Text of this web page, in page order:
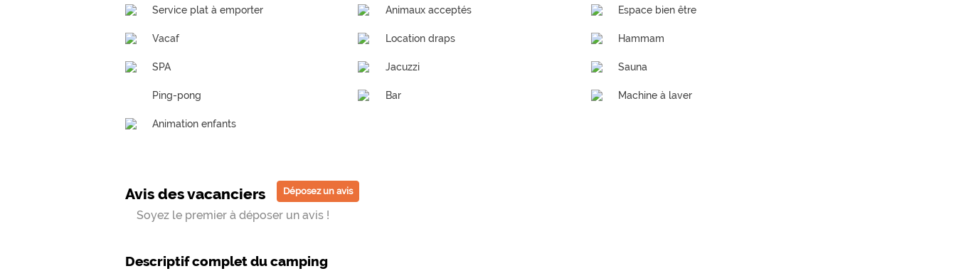
Service plat à emporter Animaux acceptés Espace bien être
Vacaf Location draps Hammam
SPA Jacuzzi Sauna
Ping-pong Bar Machine à laver
Animation enfants
Avis des vacanciers Déposez un avis
Soyez le premier à déposer un avis !
Descriptif complet du camping